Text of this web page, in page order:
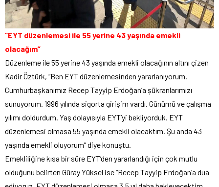
“EYT düzenlemesi ile 55 yerine 43 yaşında emekli
olacağım”
Düzenleme ile 55 yerine 43 yaşında emekli olacağının altını çizen
Kadir Öztürk, “Ben EYT düzenlemesinden yararlanıyorum.
Cumhurbaşkanımız Recep Tayyip Erdoğan’a şükranlarımızı
sunuyorum. 1996 yılında sigorta girişim vardı. Günümü ve çalışma
yılımı doldurdum. Yaş dolayısıyla EYT’yi bekliyorduk. EYT
düzenlemesi olmasa 55 yaşında emekli olacaktım. Şu anda 43
yaşında emekli oluyorum” diye konuştu.
Emekliliğine kısa bir süre EYT’den yararlandığı için çok mutlu
olduğunu belirten Güray Yüksel ise “Recep Tayyip Erdoğan’a dua